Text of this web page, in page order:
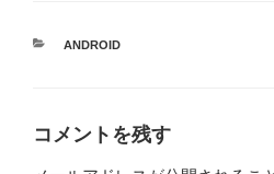
カ
ANDROID
コメントを残す